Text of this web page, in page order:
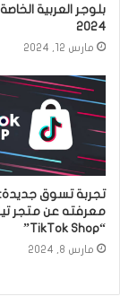
بلوجر العربية
2024
مارس 12, 2024
تجربة تسوق جديدة:
معرفته عن متجر
“TikTok Shop”
مارس 8, 2024